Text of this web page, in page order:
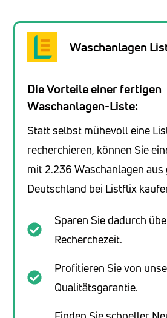
Waschanlagen
Die Vorteile einer fertigen
Waschanlagen-Liste:
Statt selbst mühevoll eine
recherchieren, können Sie
mit 2.236 Waschanlagen aus
Deutschland bei Listflix
Sparen Sie dadurch
Recherchezeit.
Profitieren Sie von
Qualitätsgarantie.